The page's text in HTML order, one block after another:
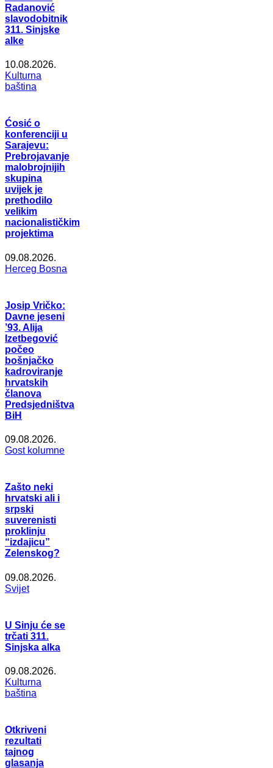
Radanović
slavodobitnik
311. Sinjske
alke
10.08.2026.
Kulturna
baština
Ćosić o
konferenciji u
Sarajevu:
Prebrojavanje
malobrojnijih
skupina
uvijek je
prethodilo
velikim
nacionalističkim
projektima
09.08.2026.
Herceg Bosna
Josip Vričko:
Davne jeseni
’93. Alija
Izetbegović
počeo
bošnjačko
kadroviranje
hrvatskih
članova
Predsjedništva
BiH
09.08.2026.
Gost kolumne
Zašto neki
hrvatski ali i
srpski
suverenisti
proklinju
“izdajicu”
Zelenskog?
09.08.2026.
Svijet
U Sinju će se
trčati 311.
Sinjska alka
09.08.2026.
Kulturna
baština
Otkriveni
rezultati
tajnog
glasanja